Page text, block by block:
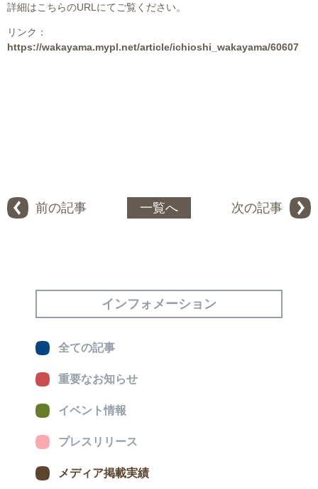
詳細はこちらのURLにてご覧ください。
リンク：
https://wakayama.mypl.net/article/ichioshi_wakayama/60607
前の記事 一覧へ 次の記事
インフォメーション
全ての記事
重要なお知らせ
イベント情報
プレスリリース
メディア掲載実績